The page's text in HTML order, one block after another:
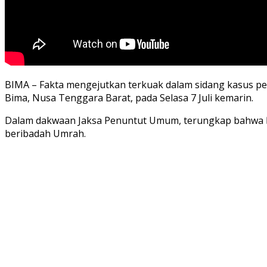
BIMA – Fakta mengejutkan terkuak dalam sidang kasus
Bima, Nusa Tenggara Barat, pada Selasa 7 Juli kemarin.
Dalam dakwaan Jaksa Penuntut Umum, terungkap
beribadah Umrah.